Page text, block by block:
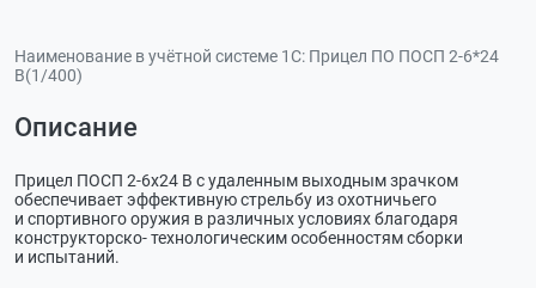
Наименование в учётной системе 1С: Прицел ПО ПОСП 2-6*24
В(1/400)
Описание
Прицел ПОСП 2-6x24 В с удаленным выходным зрачком
обеспечивает эффективную стрельбу из охотничьего
и спортивного оружия в различных условиях благодаря
конструкторско- технологическим особенностям сборки
и испытаний.